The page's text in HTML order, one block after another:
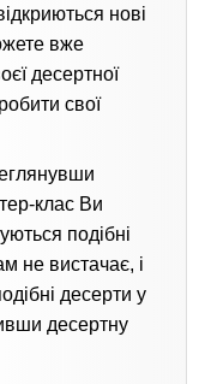
нові
вже
десертної
свої
клас Ви
подібні
не вистачає, і
десерти у
десертну